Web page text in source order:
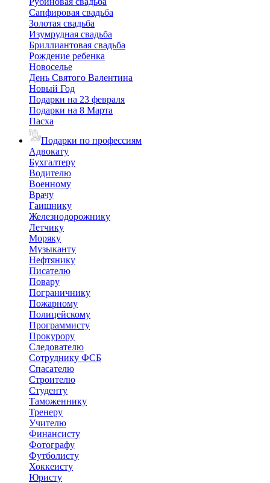
Сапфировая свадьба
Золотая свадьба
Изумрудная свадьба
Бриллиантовая свадьба
Рождение ребенка
Новоселье
День Святого Валентина
Новый Год
Подарки на 23 февраля
Подарки на 8 Марта
Пасха
Подарки по профессиям
Адвокату
Бухгалтеру
Водителю
Военному
Врачу
Гаишнику
Железнодорожнику
Летчику
Моряку
Музыканту
Нефтянику
Писателю
Повару
Пограничнику
Пожарному
Полицейскому
Программисту
Прокурору
Следователю
Сотруднику ФСБ
Спасателю
Строителю
Студенту
Таможеннику
Тренеру
Учителю
Финансисту
Фотографу
Футболисту
Хоккеисту
Юристу